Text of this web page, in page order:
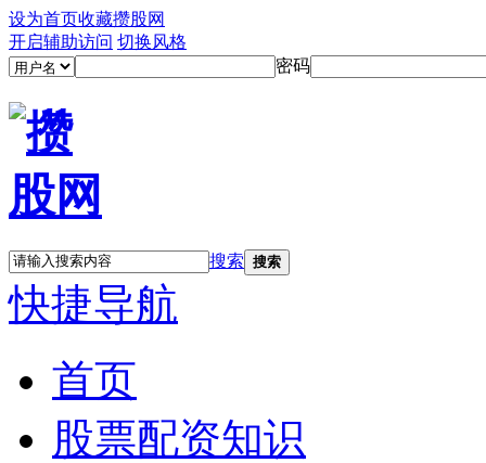
设为首页收藏攒股网
开启辅助访问 切换风格
密码
搜索 搜索
快捷导航
首页
股票配资知识